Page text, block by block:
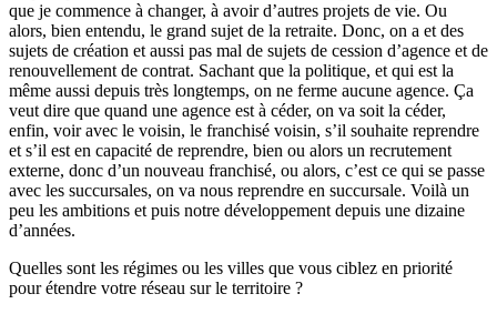
que je commence à changer, à avoir d’autres projets de vie. Ou
alors, bien entendu, le grand sujet de la retraite. Donc, on a et des
sujets de création et aussi pas mal de sujets de cession d’agence et de
renouvellement de contrat. Sachant que la politique, et qui est la
même aussi depuis très longtemps, on ne ferme aucune agence. Ça
veut dire que quand une agence est à céder, on va soit la céder,
enfin, voir avec le voisin, le franchisé voisin, s’il souhaite reprendre
et s’il est en capacité de reprendre, bien ou alors un recrutement
externe, donc d’un nouveau franchisé, ou alors, c’est ce qui se passe
avec les succursales, on va nous reprendre en succursale. Voilà un
peu les ambitions et puis notre développement depuis une dizaine
d’années.
Quelles sont les régimes ou les villes que vous ciblez en priorité
pour étendre votre réseau sur le territoire ?